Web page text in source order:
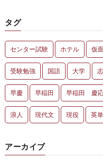
タグ
センター試験 ホテル 仮
受験勉強 国語 大学
早慶 早稲田 早稲田 慶
浪人 現代文 現役 英
アーカイブ